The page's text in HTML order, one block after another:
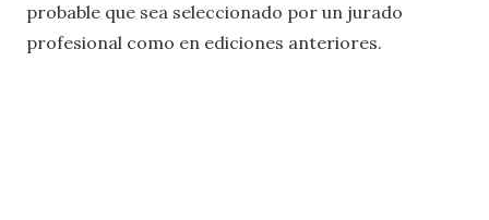
probable que sea seleccionado por un jurado
profesional como en ediciones anteriores.